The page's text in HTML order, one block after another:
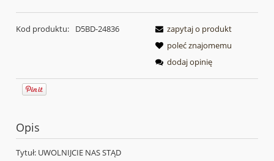
Kod produktu: D5BD-24836
zapytaj o produkt
poleć znajomemu
dodaj opinię
Opis
Tytuł: UWOLNIJCIE NAS STĄD